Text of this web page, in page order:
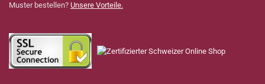
Muster bestellen? Unsere Vorteile.